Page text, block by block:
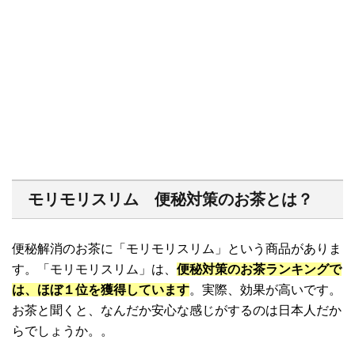
モリモリスリム 便秘対策のお茶とは？
便秘解消のお茶に「モリモリスリム」という商品がありま
す。「モリモリスリム」は、 便秘対策のお茶ランキングで
は、ほぼ１位を獲得しています。実際、効果が高いです。
お茶と聞くと、なんだか安心な感じがするのは日本人だか
らでしょうか。。